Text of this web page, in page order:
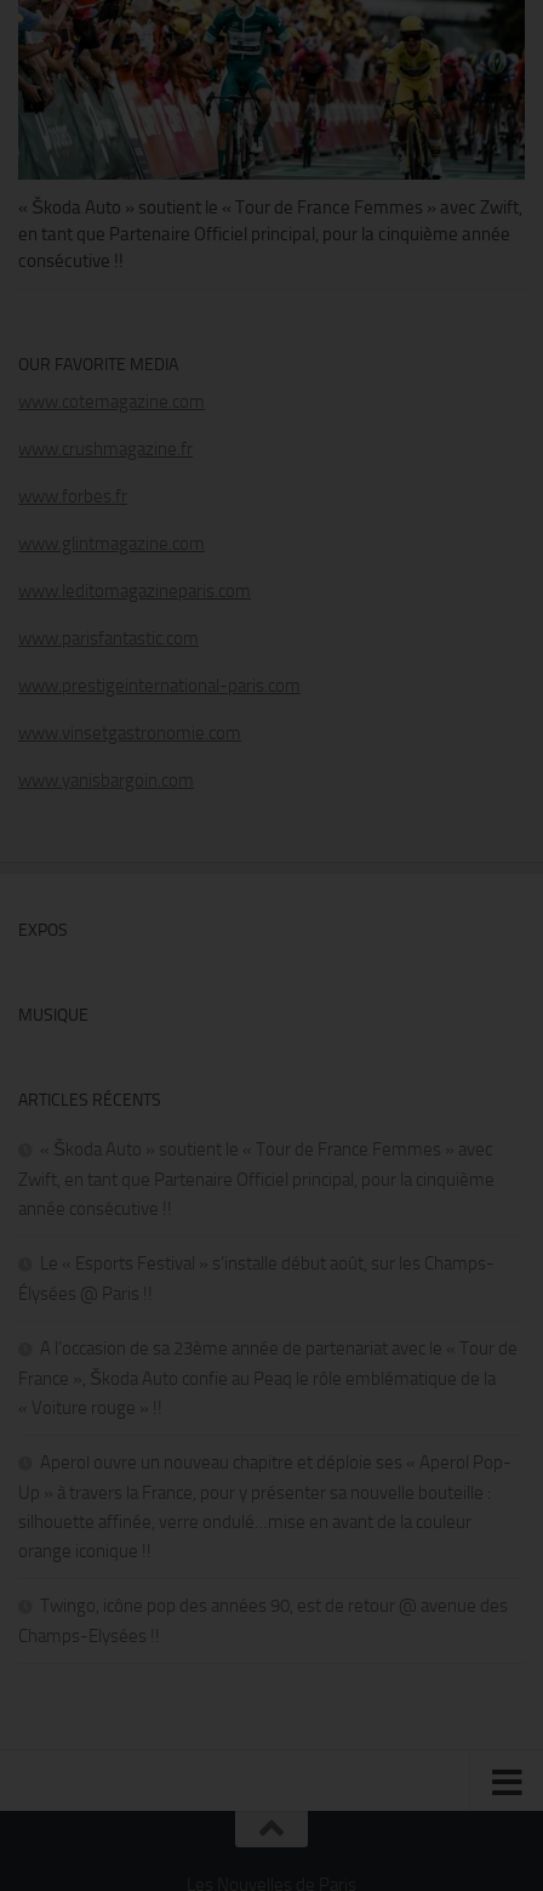
« Škoda Auto » soutient le « Tour de France Femmes » avec Zwift,
en tant que Partenaire Officiel principal, pour la cinquième année
consécutive !!
OUR FAVORITE MEDIA
www.cotemagazine.com
www.crushmagazine.fr
www.forbes.fr
www.glintmagazine.com
www.leditomagazineparis.com
www.parisfantastic.com
www.prestigeinternational-paris.com
www.vinsetgastronomie.com
www.yanisbargoin.com
EXPOS
MUSIQUE
ARTICLES RÉCENTS
« Škoda Auto » soutient le « Tour de France Femmes » avec
Zwift, en tant que Partenaire Officiel principal, pour la cinquième
année consécutive !!
Le « Esports Festival » s’installe début août, sur les Champs-
Élysées @ Paris !!
A l’occasion de sa 23ème année de partenariat avec le « Tour de
France », Škoda Auto confie au Peaq le rôle emblématique de la
« Voiture rouge » !!
Aperol ouvre un nouveau chapitre et déploie ses « Aperol Pop-
Up » à travers la France, pour y présenter sa nouvelle bouteille :
silhouette affinée, verre ondulé…mise en avant de la couleur
orange iconique !!
Twingo, icône pop des années 90, est de retour @ avenue des
Champs-Elysées !!